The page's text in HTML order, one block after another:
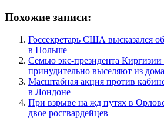
Похожие записи:
Госсекретарь США высказался
в Польше
Семью экс-президента Киргизии
принудительно выселяют из дома
Масштабная акция против
в Лондоне
При взрыве на жд путях в
двое росгвардейцев